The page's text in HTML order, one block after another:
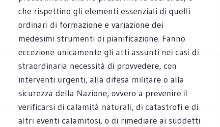
che rispettino gli elementi essenziali di quelli
ordinari di formazione e variazione dei
medesimi strumenti di pianificazione. Fanno
eccezione unicamente gli atti assunti nei casi di
straordinaria necessità di provvedere, con
interventi urgenti, alla difesa militare o alla
sicurezza della Nazione, ovvero a prevenire il
verificarsi di calamità naturali, di catastrofi e di
altri eventi calamitosi, o di rimediare ai suddetti